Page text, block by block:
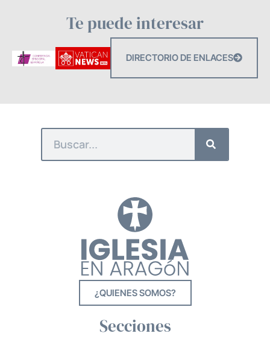
Te puede interesar
DIRECTORIO DE ENLACES
¿QUIENES SOMOS?
Secciones